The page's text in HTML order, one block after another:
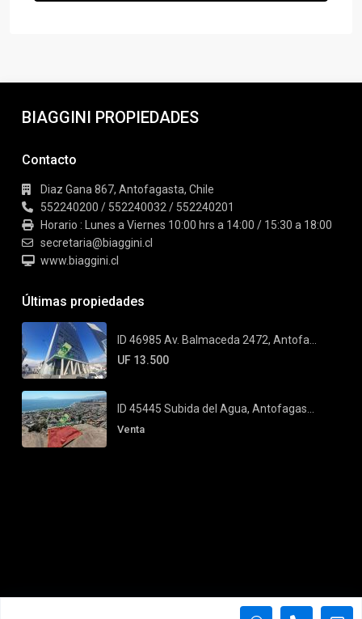
BIAGGINI PROPIEDADES
Contacto
Diaz Gana 867, Antofagasta, Chile
552240200 / 552240032 / 552240201
Horario : Lunes a Viernes 10:00 hrs a 14:00 / 15:30 a 18:00
secretaria@biaggini.cl
www.biaggini.cl
Últimas propiedades
ID 46985 Av. Balmaceda 2472, Antofa...
UF 13.500
ID 45445 Subida del Agua, Antofagas...
Venta